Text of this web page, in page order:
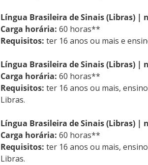
Língua Brasileira de Sinais (Libras) |
Carga horária: 60 horas**
Requisitos: ter 16 anos ou mais e
Língua Brasileira de Sinais (Libras) |
Carga horária: 60 horas**
Requisitos: ter 16 anos ou mais,
Libras.
Língua Brasileira de Sinais (Libras) |
Carga horária: 60 horas**
Requisitos: ter 16 anos ou mais,
Libras.